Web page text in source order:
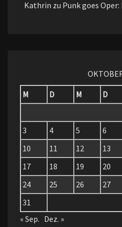
Kathrin zu Punk goes
M
D M D
3
4 5 6
10
11 12 13
17
18 19 20
24
25 26 27
31
« Sep. Dez. »